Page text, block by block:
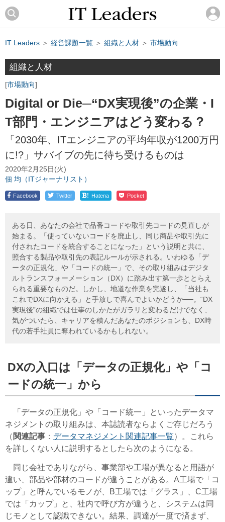
IT Leaders ＞ 経営課題一覧 ＞ 組織と人材 ＞ 市場動向
組織と人材
市場動向
Digital or Die─“DX実現後”の企業・I
T部門・エンジニアはどう変わる？
「2030年、ITエンジニアの平均年収が1200万円
に!?」サバイブの先に待ち受けるものは
2020年2月25日(火)
佃 均（ITジャーナリスト）
Facebook Twitter ! Hatena Pocket
ある日、あなたの会社で品番コードや取引先コードの見直しが
始まる。「使っていないコードを廃止し、同じ商品や取引先に
付されたコードを統合することになった」という説明と共に、
照合する製品や取引先の表記ルールが示される。いわゆる「デ
ータの正規化」や「コードの統一」で、その取り組みはデジタ
ルトランスフォーメーション（DX）に踏み出す第一歩ととらえ
られる重要なものだ。しかし、地道な作業を完遂し、「当社も
これでDXに向かえる」と手放しで喜んでよいかどうか──。“DX
実現後”の組織では仕事のしかたがガラリと変わるだけでなく、
気がついたら、キャリアを積んだあなたのポジションも、DX時
代の若手社員に奪われているかもしれない。
DXの入口は「データの正規化」や「コ
ードの統一」から
「データの正規化」や「コード統一」といったデータマ
ネジメントの取り組みは、本誌読者ならよくご存じだろう
（ 関連記事 ： データマネジメント関連記事一覧）。これら
を詳しくない人に説明するとしたら次のようになる。
同じ会社でありながら、事業部や工場が異なると用語が
違い、部品や部材のコードが違うことがある。A工場で「コ
ップ」と呼んでいるモノが、B工場では「グラス」、C工場
では「カップ」と、社内で呼び方が違うと、システムは同
じモノとして認識できない。結果、調達が一度で済まず、